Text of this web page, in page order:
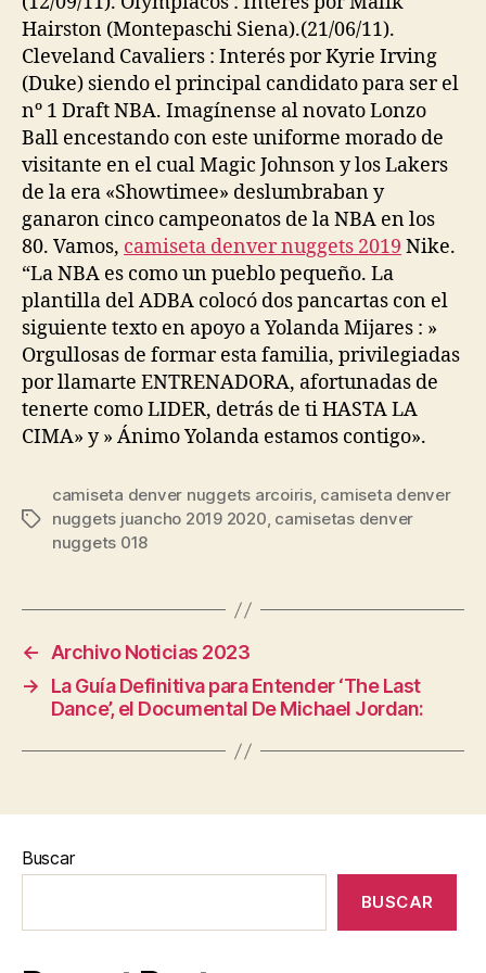
Hairston (Montepaschi Siena).(21/06/11).
Cleveland Cavaliers : Interés por Kyrie Irving
(Duke) siendo el principal candidato para ser el
nº 1 Draft NBA. Imagínense al novato Lonzo
Ball encestando con este uniforme morado de
visitante en el cual Magic Johnson y los Lakers
de la era «Showtimee» deslumbraban y
ganaron cinco campeonatos de la NBA en los
80. Vamos, camiseta denver nuggets 2019 Nike.
“La NBA es como un pueblo pequeño. La
plantilla del ADBA colocó dos pancartas con el
siguiente texto en apoyo a Yolanda Mijares : »
Orgullosas de formar esta familia, privilegiadas
por llamarte ENTRENADORA, afortunadas de
tenerte como LIDER, detrás de ti HASTA LA
CIMA» y » Ánimo Yolanda estamos contigo».
Etiquetas
camiseta denver nuggets arcoiris, camiseta denver
nuggets juancho 2019 2020, camisetas denver
nuggets 018
←
Archivo Noticias 2023
→
La Guía Definitiva para Entender ‘The Last
Dance’, el Documental De Michael Jordan:
Buscar
BUSCAR